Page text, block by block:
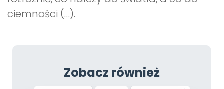
ciemności (…).
Zobacz również